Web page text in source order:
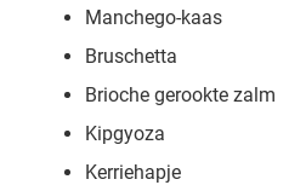
Manchego-kaas
Bruschetta
Brioche gerookte zalm
Kipgyoza
Kerriehapje